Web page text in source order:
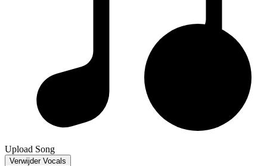
Upload Song
Verwijder Vocals